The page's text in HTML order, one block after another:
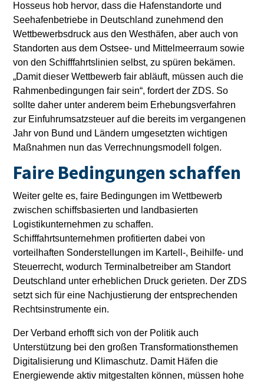
Hosseus hob hervor, dass die Hafenstandorte und
Seehafenbetriebe in Deutschland zunehmend den
Wettbewerbsdruck aus den Westhäfen, aber auch von
Standorten aus dem Ostsee- und Mittelmeerraum sowie
von den Schifffahrtslinien selbst, zu spüren bekämen.
„Damit dieser Wettbewerb fair abläuft, müssen auch die
Rahmenbedingungen fair sein“, fordert der ZDS. So
sollte daher unter anderem beim Erhebungsverfahren
zur Einfuhrumsatzsteuer auf die bereits im vergangenen
Jahr von Bund und Ländern umgesetzten wichtigen
Maßnahmen nun das Verrechnungsmodell folgen.
Faire Bedingungen schaffen
Weiter gelte es, faire Bedingungen im Wettbewerb
zwischen schiffsbasierten und landbasierten
Logistikunternehmen zu schaffen.
Schifffahrtsunternehmen profitierten dabei von
vorteilhaften Sonderstellungen im Kartell-, Beihilfe- und
Steuerrecht, wodurch Terminalbetreiber am Standort
Deutschland unter erheblichen Druck gerieten. Der ZDS
setzt sich für eine Nachjustierung der entsprechenden
Rechtsinstrumente ein.
Der Verband erhofft sich von der Politik auch
Unterstützung bei den großen Transformationsthemen
Digitalisierung und Klimaschutz. Damit Häfen die
Energiewende aktiv mitgestalten können, müssen hohe